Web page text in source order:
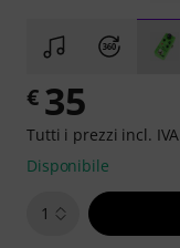
€ 35
Tutti i prezzi incl. IVA
Disponibile
1